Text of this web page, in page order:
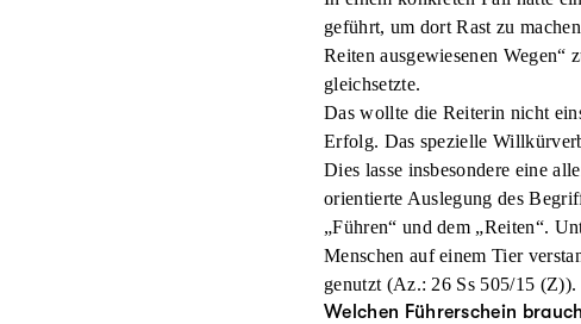
geführt, um dort Rast zu
Reiten ausgewiesenen Wegen“
gleichsetzte.
Das wollte die Reiterin nicht
Erfolg. Das spezielle
Dies lasse insbesondere eine
orientierte Auslegung des
„Führen“ und dem „Reiten“.
Menschen auf einem Tier
genutzt (Az.: 26 Ss 505/15 (Z)).
Welchen Führerschein